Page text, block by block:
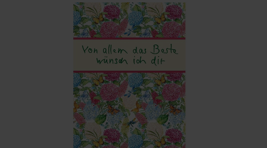
ZUM
ENDE
DER
BILDERGALERIE
SPRINGEN